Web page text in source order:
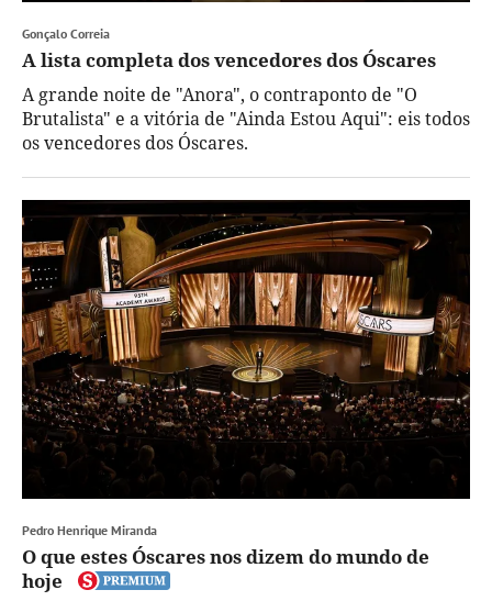
Gonçalo Correia
A lista completa dos vencedores dos Óscares
A grande noite de "Anora", o contraponto de "O
Brutalista" e a vitória de "Ainda Estou Aqui": eis todos
os vencedores dos Óscares.
Pedro Henrique Miranda
O que estes Óscares nos dizem do mundo de
hoje